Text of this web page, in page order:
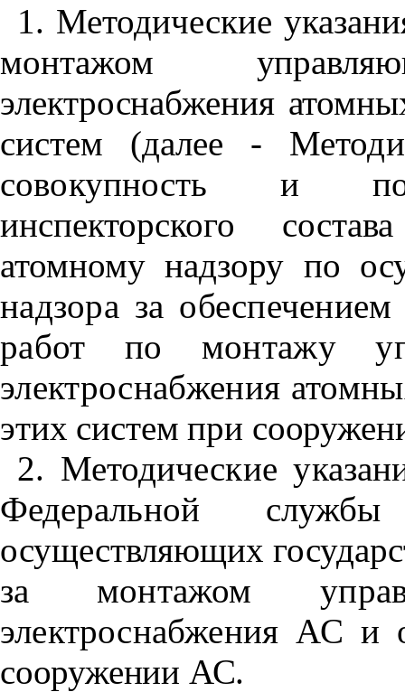
1. Методические
монтажом
электроснабжения
систем (далее -
совокупность и
инспекторского
атомному надзору по
надзора за
работ по монтажу
электроснабжения
этих систем при
2. Методические
Федеральной
осуществляющих
замонтажом
электроснабжения АС и
сооружении АС.